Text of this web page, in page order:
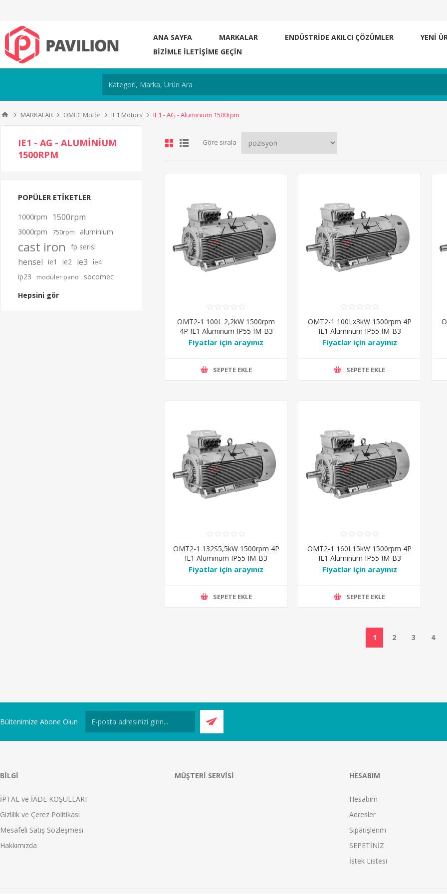
ANA SAYFA MARKALAR ENDÜSTRİDE AKILCI ÇÖZÜMLER
YENI
BIZIMLE ILETIŞIME GEÇIN
MARKALAR OMEC Motor IE1 Motors IE1 - AG - Aluminium 1500rpm
Göre sırala
OMT2-1 100L 2,2kW 1500rpm
4P IE1 Aluminum IP55 IM-B3
Ral7031
Fiyatlar için arayınız
SEPETE EKLE
OMT2-1 100Lx3kW 1500rpm 4P
IE1 Aluminum IP55 IM-B3
Ral7031
Fiyatlar için arayınız
SEPETE EKLE
OMT2-1 132S5,5kW 1500rpm 4P
IE1 Aluminum IP55 IM-B3
Ral7031
Fiyatlar için arayınız
SEPETE EKLE
OMT2-1 160L15kW 1500rpm 4P
IE1 Aluminum IP55 IM-B3
Ral7031
Fiyatlar için arayınız
SEPETE EKLE
1 2 3 4
IE1 - AG - ALUMINIUM
1500RPM
POPÜLER ETIKETLER
1000rpm 1500rpm
3000rpm 750rpm aluminium
cast iron fp serisi
hensel ie1 ie2 ie3 i̇e4
ip23 modüler pano
socomec
Hepsini gör
Bültenimize Abone Olun
BILGI
İPTAL ve İADE KOŞULLARI
Gizlilik ve Çerez Politikası
Mesafeli Satış Sözleşmesi
Hakkımızda
MÜŞTERI SERVISI HESABIM
Hesabım
Adresler
Siparişlerim
SEPETİNİZ
İstek Listesi